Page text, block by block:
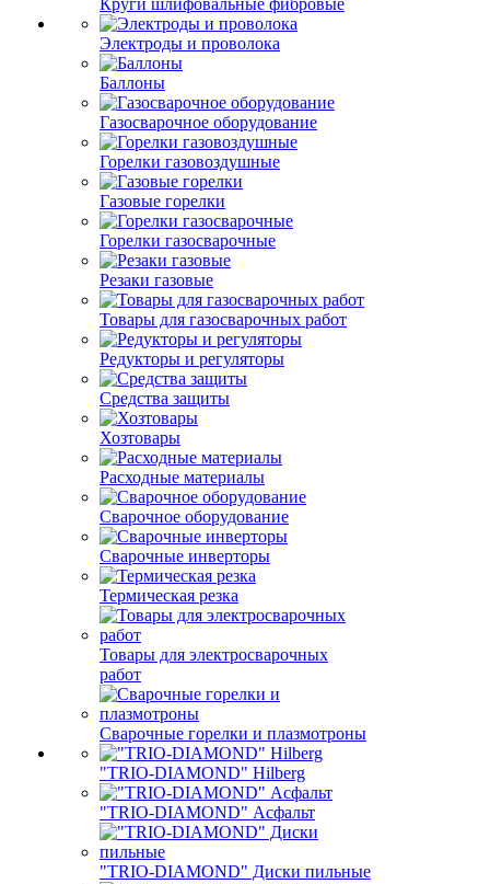
Круги шлифовальные фибровые
Электроды и проволока
Баллоны
Газосварочное оборудование
Горелки газовоздушные
Газовые горелки
Горелки газосварочные
Резаки газовые
Товары для газосварочных работ
Редукторы и регуляторы
Средства защиты
Хозтовары
Расходные материалы
Сварочное оборудование
Сварочные инверторы
Термическая резка
Товары для электросварочных
работ
Сварочные горелки и плазмотроны
"TRIO-DIAMOND" Hilberg
"TRIO-DIAMOND" Асфальт
"TRIO-DIAMOND" Диски пильные